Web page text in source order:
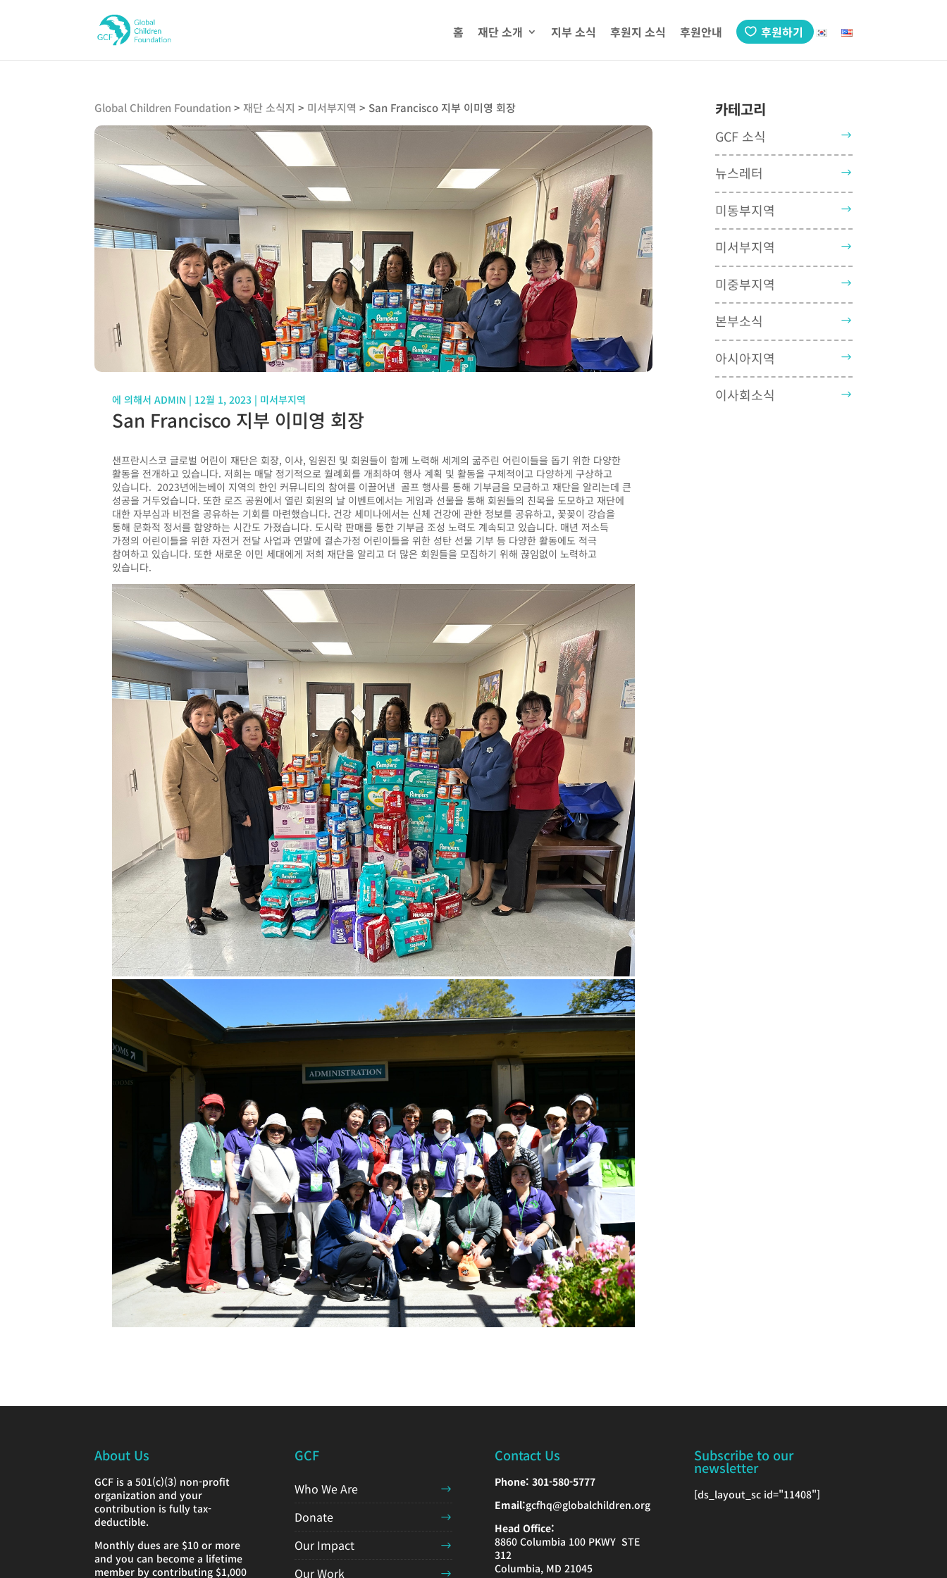
홈 재단 소개 지부 소식 후원지 소식 후원안내 후원하기
Global Children Foundation >재단 소식지 > 미서부지역 > San Francisco 지부 이미영 회장
에 의해서ADMIN | 12월 1, 2023 | 미서부지역
San Francisco 지부 이미영 회장
샌프란시스코 글로벌 어린이 재단은 회장, 이사, 임원진 및 회원들이 함께 노력해 세계의 굶주린 어린이들을 돕기 위한 다양한
활동을 전개하고 있습니다. 저희는 매달 정기적으로 월례회를 개최하여 행사 계획 및 활동을 구체적이고 다양하게 구상하고
있습니다. 2023년에는베이 지역의 한인 커뮤니티의 참여를 이끌어낸 골프 행사를 통해 기부금을 모금하고 재단을 알리는데 큰
성공을 거두었습니다. 또한 로즈 공원에서 열린 회원의 날 이벤트에서는 게임과 선물을 통해 회원들의 친목을 도모하고 재단에
대한 자부심과 비전을 공유하는 기회를 마련했습니다. 건강 세미나에서는 신체 건강에 관한 정보를 공유하고,꽃꽂이 강습을
통해 문화적 정서를 함양하는 시간도 가졌습니다. 도시락 판매를 통한 기부금 조성 노력도 계속되고 있습니다. 매년 저소득
가정의 어린이들을 위한 자전거 전달 사업과 연말에 결손가정 어린이들을 위한 성탄 선물 기부 등 다양한 활동에도 적극
참여하고 있습니다. 또한새로운 이민 세대에게 저희 재단을 알리고 더 많은 회원들을 모집하기 위해 끊임없이 노력하고
있습니다.
카테고리
GCF 소식
뉴스레터
미동부지역
미서부지역
미중부지역
본부소식
아시아지역
이사회소식
About Us
GCF is a 501(c)(3) non-profit
organization and your
contribution is fully tax-
deductible.
Monthly dues are $10 or more
and you can become a lifetime
member by contributing $1,000
GCF
Who We Are
Donate
Our Impact
Our Work
Contact Us
Phone: 301-580-5777
Email:gcfhq@globalchildren.org
Head Office:
8860 Columbia 100 PKWY STE
312
Columbia, MD 21045
Subscribe to our
newsletter
[ds_layout_sc id="11408"]